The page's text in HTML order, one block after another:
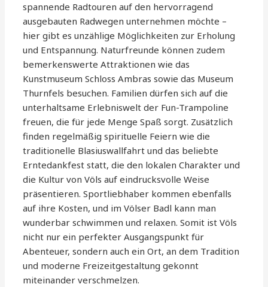
spannende Radtouren auf den hervorragend
ausgebauten Radwegen unternehmen möchte –
hier gibt es unzählige Möglichkeiten zur Erholung
und Entspannung. Naturfreunde können zudem
bemerkenswerte Attraktionen wie das
Kunstmuseum Schloss Ambras sowie das Museum
Thurnfels besuchen. Familien dürfen sich auf die
unterhaltsame Erlebniswelt der Fun-Trampoline
freuen, die für jede Menge Spaß sorgt. Zusätzlich
finden regelmäßig spirituelle Feiern wie die
traditionelle Blasiuswallfahrt und das beliebte
Erntedankfest statt, die den lokalen Charakter und
die Kultur von Völs auf eindrucksvolle Weise
präsentieren. Sportliebhaber kommen ebenfalls
auf ihre Kosten, und im Völser Badl kann man
wunderbar schwimmen und relaxen. Somit ist Völs
nicht nur ein perfekter Ausgangspunkt für
Abenteuer, sondern auch ein Ort, an dem Tradition
und moderne Freizeitgestaltung gekonnt
miteinander verschmelzen.